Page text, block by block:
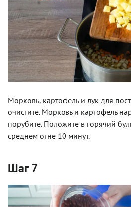
Морковь, картофель и лук для
очистите. Морковь и картофель
порубите. Положите в горячий
среднем огне 10 минут.
Шаг 7